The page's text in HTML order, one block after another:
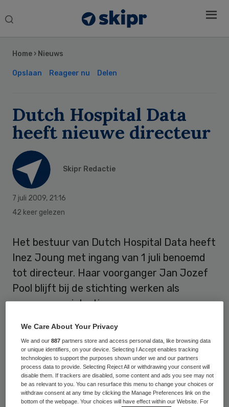
Search
Home › Nieuws
Opslaan Reageer nu Delen
Dutch Hospital Data
heeft nieuwe directeur
Skipr Redactie
7 juli 2009, 21:16
42 keer gelezen
Het bestuur van Dutch Hospital Data heeft
Inez Joung met ingang van 1 juli benoemd
tot directeur. Haar voorganger Jan Jozef
Pool blijft bij de stichting werken als
manager registraties.
Volksgezondheidsprijs voor
proefschrift
Dr. Inez Joung heeft geneeskunde en
beleids- en bestuurswetenschappen
Sidebar
We Care About Your Privacy
We and our887 partners store and access personal data, like browsing data
or unique identifiers, on your device. Selecting I Accept enables tracking
technologies to support the purposes shown under we and our partners
process data to provide. Selecting Reject All or withdrawing your consent will
disable them. If trackers are disabled, some content and ads you see may not
be as relevant to you. You can resurface this menu to change your choices or
withdraw consent at any time by clicking the Manage Preferences link on the
bottom of the webpage. Your choices will have effect within our Website. For